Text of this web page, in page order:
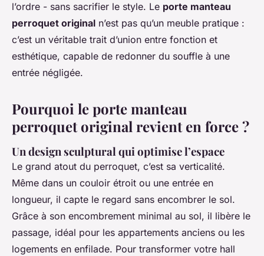
l’ordre - sans sacrifier le style. Le porte manteau
perroquet original n’est pas qu’un meuble pratique :
c’est un véritable trait d’union entre fonction et
esthétique, capable de redonner du souffle à une
entrée négligée.
Pourquoi le porte manteau
perroquet original revient en force ?
Un design sculptural qui optimise l’espace
Le grand atout du perroquet, c’est sa verticalité.
Même dans un couloir étroit ou une entrée en
longueur, il capte le regard sans encombrer le sol.
Grâce à son encombrement minimal au sol, il libère le
passage, idéal pour les appartements anciens ou les
logements en enfilade. Pour transformer votre hall